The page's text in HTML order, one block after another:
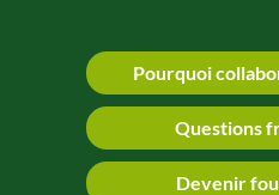
Pourquoi
Questions
Devenir